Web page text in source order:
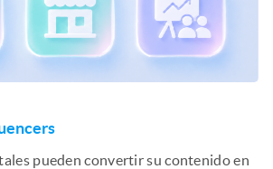
pueden convertir su contenido en